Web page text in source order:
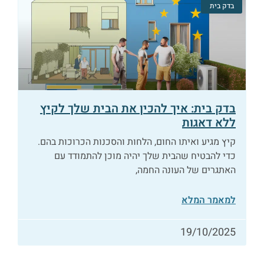
בדק בית
בדק בית: איך להכין את הבית שלך לקיץ
ללא דאגות
קיץ מגיע ואיתו החום, הלחות והסכנות הכרוכות בהם.
כדי להבטיח שהבית שלך יהיה מוכן להתמודד עם
האתגרים של העונה החמה,
למאמר המלא
19/10/2025